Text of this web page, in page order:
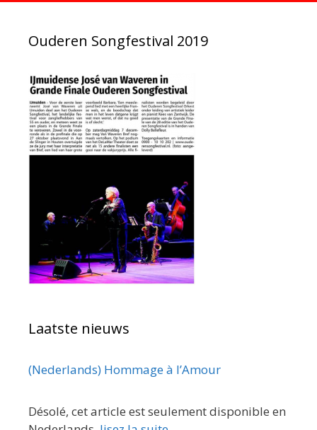
Ouderen Songfestival 2019
Laatste nieuws
(Nederlands) Hommage à l’Amour
Désolé, cet article est seulement disponible en